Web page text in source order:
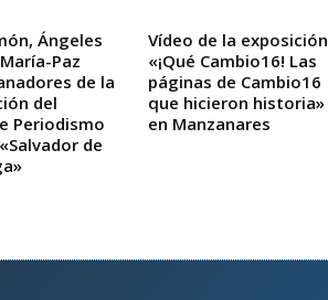
Ángeles
Paz
de la
del
Periodismo
de
Vídeo de la exposición
«¡Qué Cambio16! Las
páginas de Cambio16
que hicieron historia»
en Manzanares